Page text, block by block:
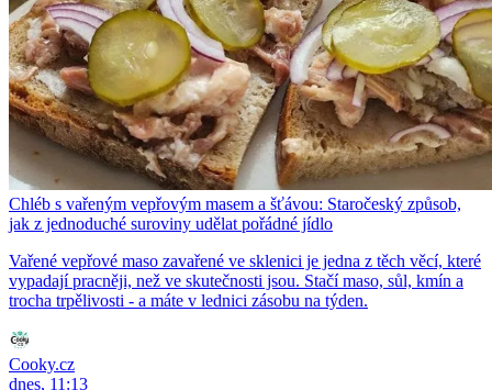
Chléb s vařeným vepřovým masem a šťávou: Staročeský způsob,
jak z jednoduché suroviny udělat pořádné jídlo
Vařené vepřové maso zavařené ve sklenici je jedna z těch věcí, které
vypadají pracněji, než ve skutečnosti jsou. Stačí maso, sůl, kmín a
trocha trpělivosti - a máte v lednici zásobu na týden.
Cooky.cz
dnes, 11:13